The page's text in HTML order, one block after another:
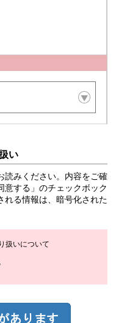
い
読みください。内容をご確
意する」のチェックボック
れる情報は、暗号化された
扱いについて